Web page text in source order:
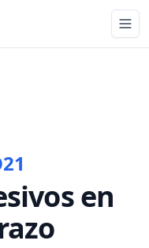
en